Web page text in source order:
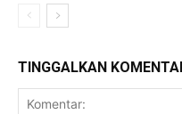
TINGGALKAN